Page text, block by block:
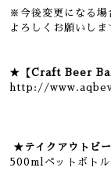
※今後変更になる場
よろしくお願いしま
★【Craft Beer
http://
★テイクアウトビ
500mlペットボトル